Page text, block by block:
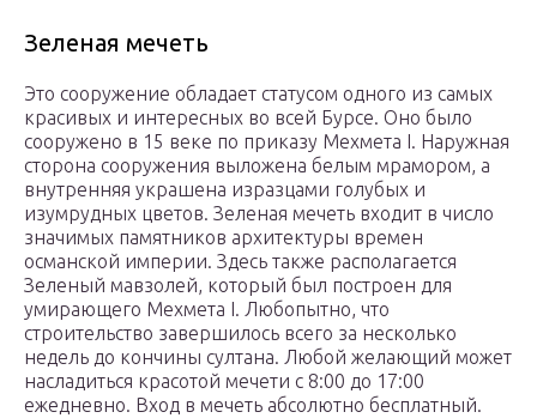
Зеленая мечеть
Это сооружение обладает статусом одного из самых
красивых и интересных во всей Бурсе. Оно было
сооружено в 15 веке по приказу Мехмета I. Наружная
сторона сооружения выложена белым мрамором, а
внутренняя украшена изразцами голубых и
изумрудных цветов. Зеленая мечеть входит в число
значимых памятников архитектуры времен
османской империи. Здесь также располагается
Зеленый мавзолей, который был построен для
умирающего Мехмета I. Любопытно, что
строительство завершилось всего за несколько
недель до кончины султана. Любой желающий может
насладиться красотой мечети с 8:00 до 17:00
ежедневно. Вход в мечеть абсолютно бесплатный.